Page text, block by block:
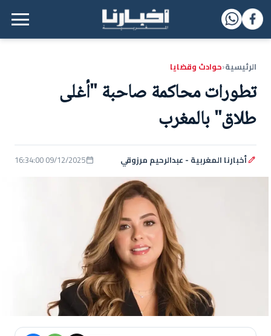
القائمة الرئيسية
الرئيسية‹حوادث وقضايا
تطورات محاكمة صاحبة "أغلى
طلاق" بالمغرب
أخبارنا المغربية - عبدالرحيم مرزوقي 09/12/2025 16:34:00